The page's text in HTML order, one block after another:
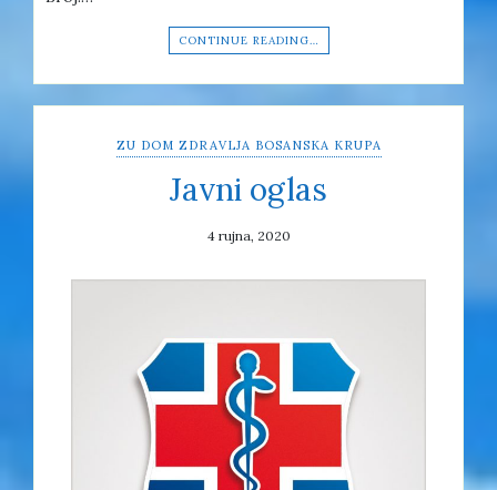
CONTINUE READING…
ZU DOM ZDRAVLJA BOSANSKA KRUPA
Javni oglas
4 rujna, 2020